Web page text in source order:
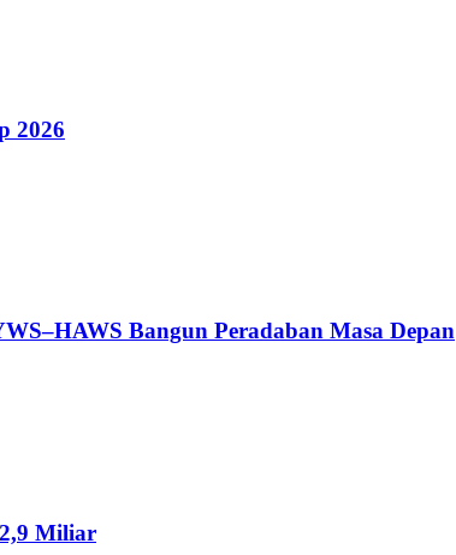
2026
Bangun Peradaban Masa Depan
Miliar